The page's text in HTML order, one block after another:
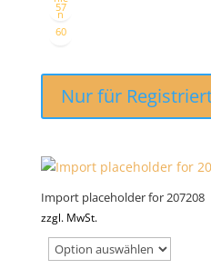
n
57
60
Nur für
Import placeholder for 207208
zzgl. MwSt.